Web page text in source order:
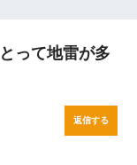
って地雷が多
返信する